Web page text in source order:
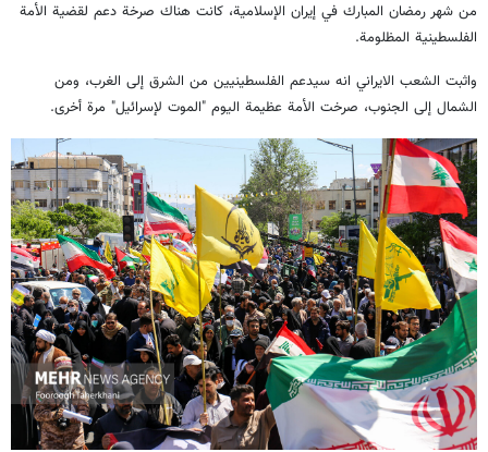
من شهر رمضان المبارك في إيران الإسلامية، كانت هناك صرخة دعم لقضية الأمة
الفلسطينية المظلومة.
واثبت الشعب الايراني انه سيدعم الفلسطينيين من الشرق إلى الغرب، ومن
الشمال إلى الجنوب، صرخت الأمة عظيمة اليوم "الموت لإسرائيل" مرة أخرى.